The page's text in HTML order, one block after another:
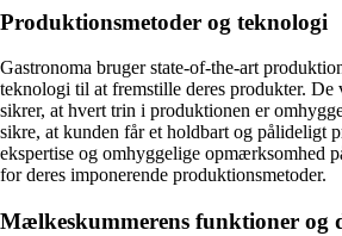
Produktionsmetoder og teknologi
Gastronoma bruger state-of-the-art
teknologi til at fremstille deres produkter.
sikrer, at hvert trin i produktionen er
sikre, at kunden får et holdbart og pålideligt
ekspertise og omhyggelige opmærksomhed
for deres imponerende produktionsmetoder.
Mælkeskummerens funktioner og